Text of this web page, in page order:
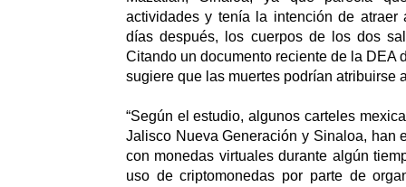
actividades y tenía la intención de atraer
días después, los cuerpos de los dos
Citando un documento reciente de la DEA
sugiere que las muertes podrían atribuirse
“Según el estudio, algunos carteles
Jalisco Nueva Generación y Sinaloa, han
con monedas virtuales durante algún
uso de criptomonedas por parte de